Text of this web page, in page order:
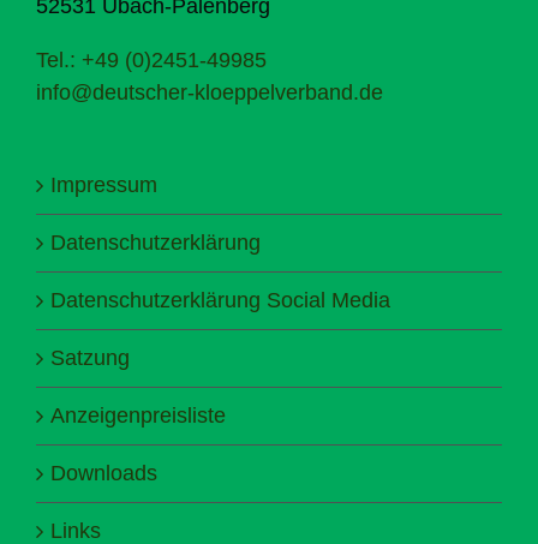
52531 Übach-Palenberg
Tel.: +49 (0)2451-49985
info@deutscher-kloeppelverband.de
Impressum
Datenschutzerklärung
Datenschutzerklärung Social Media
Satzung
Anzeigenpreisliste
Downloads
Links